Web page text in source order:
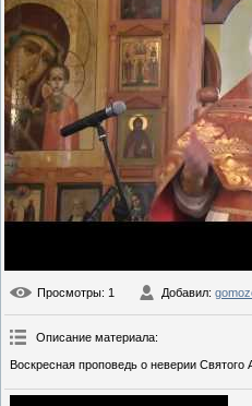
Просмотры: 1 Добавил:
Описание материала:
Воскресная проповедь о неверии